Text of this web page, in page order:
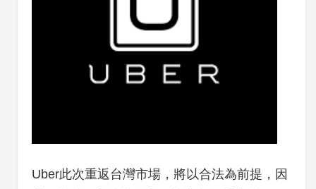
Uber此次重返台灣市場，將以合法為前提，因